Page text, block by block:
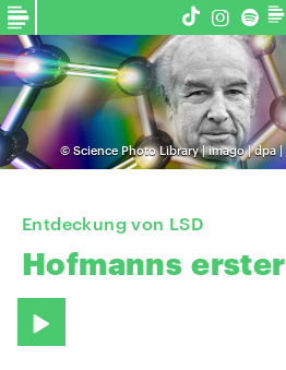
© Science Photo Library | imago | dpa
Entdeckung von LSD
Hofmanns erster